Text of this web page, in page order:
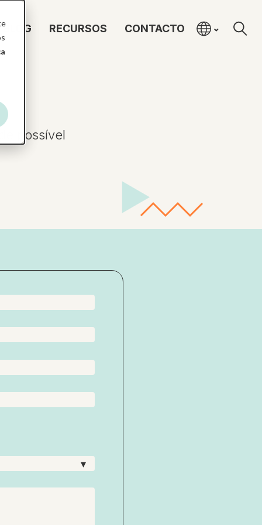
BLOG RECURSOS CONTACTO
possível